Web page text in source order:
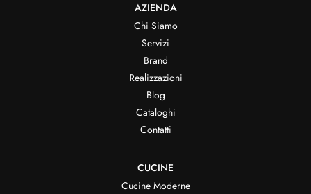
AZIENDA
Chi Siamo
Servizi
Brand
Realizzazioni
Blog
Cataloghi
Contatti
CUCINE
Cucine Moderne